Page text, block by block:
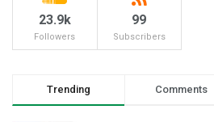
23.9k
Followers
99
Subscribers
Trending Comments